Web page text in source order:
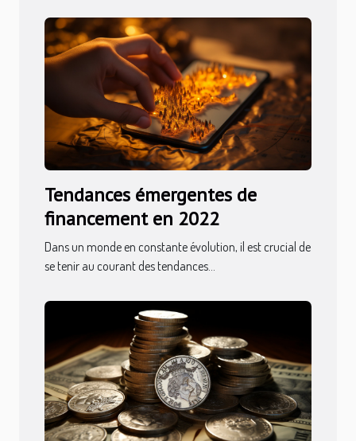
Tendances émergentes de
financement en 2022
Dans un monde en constante évolution, il est crucial de
se tenir au courant des tendances...